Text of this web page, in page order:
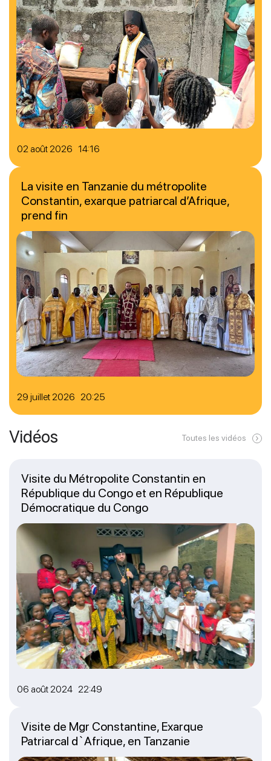
02 août 2026 14:16
29 juillet 2026 20:25
La visite en Tanzanie du métropolite
Constantin, exarque patriarcal d’Afrique,
prend fin
Vidéos Toutes les vidéos
06 août 2024 22:49
Visite du Métropolite Constantin en
République du Congo et en République
Démocratique du Congo
Visite de Mgr Constantine, Exarque
Patriarcal d`Afrique, en Tanzanie